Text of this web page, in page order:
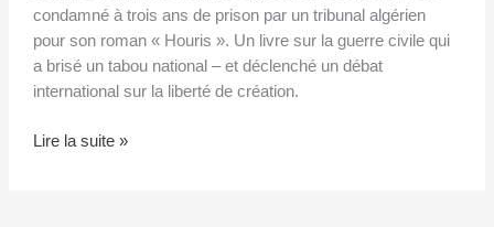
condamné à trois ans de prison par un tribunal algérien
pour son roman « Houris ». Un livre sur la guerre civile qui
a brisé un tabou national – et déclenché un débat
international sur la liberté de création.
Lire la suite »